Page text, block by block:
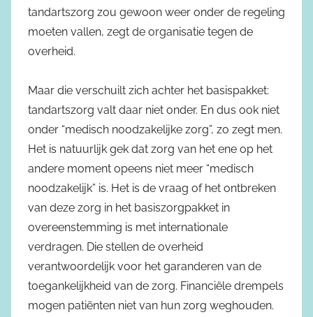
tandartszorg zou gewoon weer onder de regeling
moeten vallen, zegt de organisatie tegen de
overheid.
Maar die verschuilt zich achter het basispakket:
tandartszorg valt daar niet onder. En dus ook niet
onder “medisch noodzakelijke zorg”, zo zegt men.
Het is natuurlijk gek dat zorg van het ene op het
andere moment opeens niet meer “medisch
noodzakelijk” is. Het is de vraag of het ontbreken
van deze zorg in het basiszorgpakket in
overeenstemming is met internationale
verdragen. Die stellen de overheid
verantwoordelijk voor het garanderen van de
toegankelijkheid van de zorg. Financiële drempels
mogen patiënten niet van hun zorg weghouden.